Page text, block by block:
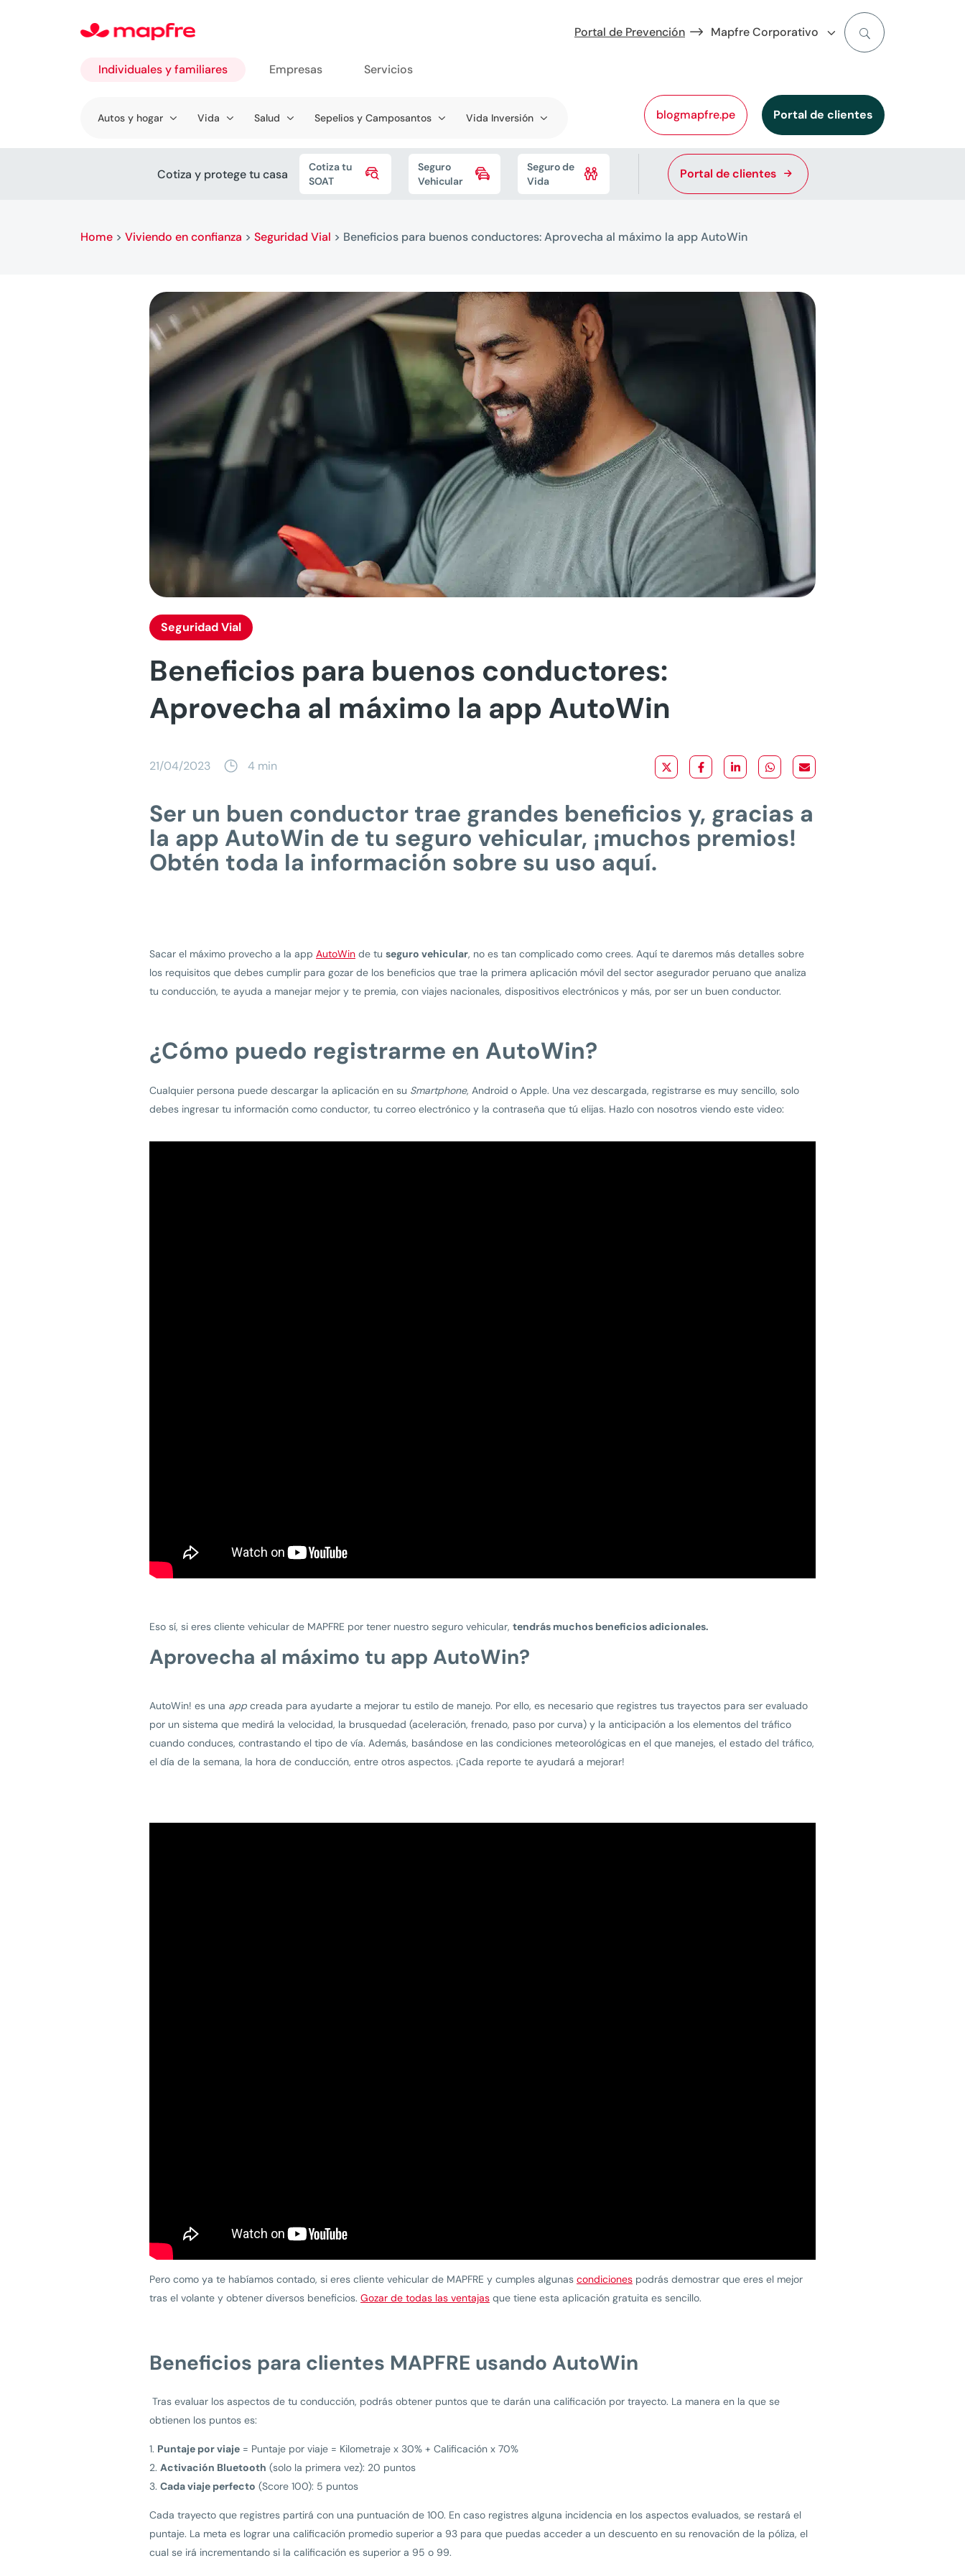
Portal de Prevención Mapfre Corporativo
blogmapfre.pe Portal de clientes
Individuales y familiares
Ir a
Autos y hogar Vida Salud Sepelios y Camposantos Vida Inversión
Empresas Servicios
Cotiza y protege tu casa 
Cotiza tu
SOAT

Seguro
Vehicular

Seguro de
Vida
Portal de clientes
Home > Viviendo en confianza > Seguridad Vial > Beneficios para buenos conductores: Aprovecha al máximo la app AutoWin
Seguridad Vial
Beneficios para buenos conductores:
Aprovecha al máximo la app AutoWin
21/04/2023 4 min
Ser un buen conductor trae grandes beneficios y, gracias a
la app AutoWin de tu seguro vehicular, ¡muchos premios!
Obtén toda la información sobre su uso aquí.
Sacar el máximo provecho a la app AutoWin de tu seguro vehicular, no es tan complicado como crees. Aquí te daremos más detalles sobre
los requisitos que debes cumplir para gozar de los beneficios que trae la primera aplicación móvil del sector asegurador peruano que analiza
tu conducción, te ayuda a manejar mejor y te premia, con viajes nacionales, dispositivos electrónicos y más, por ser un buen conductor.
¿Cómo puedo registrarme en AutoWin?
Cualquier persona puede descargar la aplicación en su Smartphone, Android o Apple. Una vez descargada, registrarse es muy sencillo, solo
debes ingresar tu información como conductor, tu correo electrónico y la contraseña que tú elijas. Hazlo con nosotros viendo este video:
Eso sí, si eres cliente vehicular de MAPFRE por tener nuestro seguro vehicular, tendrás muchos beneficios adicionales.
Aprovecha al máximo tu app AutoWin?
AutoWin! es una app creada para ayudarte a mejorar tu estilo de manejo. Por ello, es necesario que registres tus trayectos para ser evaluado
por un sistema que medirá la velocidad, la brusquedad (aceleración, frenado, paso por curva) y la anticipación a los elementos del tráfico
cuando conduces, contrastando el tipo de vía. Además, basándose en las condiciones meteorológicas en el que manejes, el estado del tráfico,
el día de la semana, la hora de conducción, entre otros aspectos. ¡Cada reporte te ayudará a mejorar!
Pero como ya te habíamos contado, si eres cliente vehicular de MAPFRE y cumples algunas condiciones podrás demostrar que eres el mejor
tras el volante y obtener diversos beneficios. Gozar de todas las ventajas que tiene esta aplicación gratuita es sencillo.
Beneficios para clientes MAPFRE usando AutoWin
Tras evaluar los aspectos de tu conducción, podrás obtener puntos que te darán una calificación por trayecto. La manera en la que se
obtienen los puntos es:
Puntaje por viaje = Puntaje por viaje = Kilometraje x 30% + Calificación x 70%
Activación Bluetooth (solo la primera vez): 20 puntos
Cada viaje perfecto (Score 100): 5 puntos
Cada trayecto que registres partirá con una puntuación de 100. En caso registres alguna incidencia en los aspectos evaluados, se restará el
puntaje. La meta es lograr una calificación promedio superior a 93 para que puedas acceder a un descuento en su renovación de la póliza, el
cual se irá incrementando si la calificación es superior a 95 o 99.